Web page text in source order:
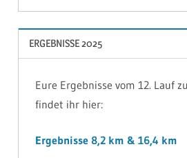
ERGEBNISSE 2025
Eure Ergebnisse vom 12. Lauf
findet ihr hier:
Ergebnisse 8,2 km & 16,4 km